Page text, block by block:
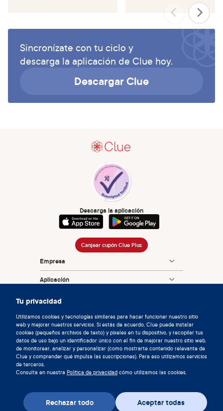
Tu privacidad
Utilizamos cookies y tecnologías similares para hacer funcionar nuestro sitio
web y mejorar nuestros servicios. Si estás de acuerdo, Clue puede instalar
cookies (pequeños archivos de texto) y píxeles en tu dispositivo, y recopilar tus
datos de uso bajo un identificador único con el fin de mejorar nuestro sitio web,
de monitorear, analizar y personalizar (como mostrarte contenido relevante de
Clue y comprender qué impulsa las suscripciones). Para eso utilizamos servicios
de terceros.
Consulta en nuestra Política de privacidad cómo utilizamos las cookies.
Aceptar todas
Rechazar todo
Sincronízate con tu ciclo y
descarga la aplicación de Clue hoy.
Descargar Clue
Descarga la aplicación
Canjear cupón Clue Plus
Empresa
Aplicación
Enciclopedia
Información
Partnerships